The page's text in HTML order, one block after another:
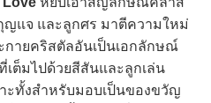
ญแจ และลูกศร มาตีความใหม่
ายคริสตัลอันเป็นเอกลักษณ์
ต็มไปด้วยสีสันและลูกเล่น
ะทั้งสำหรับมอบเป็นของขวัญ